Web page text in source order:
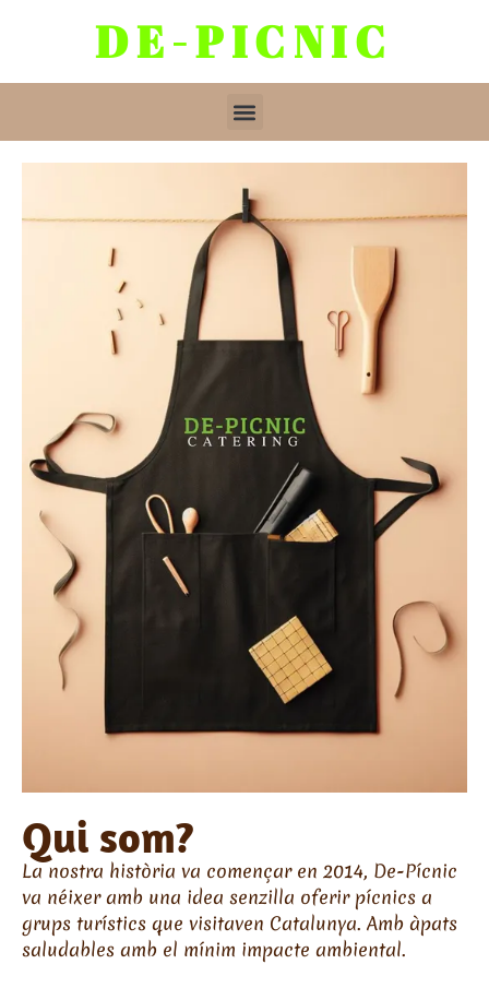
DE-PICNIC
Qui som?
La nostra història va començar en 2014, De-Pícnic
va néixer amb una idea senzilla oferir pícnics a
grups turístics que visitaven Catalunya. Amb àpats
saludables amb el mínim impacte ambiental.